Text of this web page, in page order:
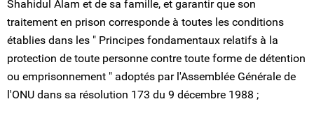
Shahidul Alam et de sa famille, et garantir que son
traitement en prison corresponde à toutes les conditions
établies dans les " Principes fondamentaux relatifs à la
protection de toute personne contre toute forme de détention
ou emprisonnement " adoptés par l'Assemblée Générale de
l'ONU dans sa résolution 173 du 9 décembre 1988 ;